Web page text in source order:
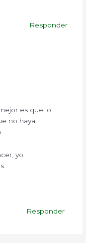
Responder
es que lo
no haya
yo
Responder